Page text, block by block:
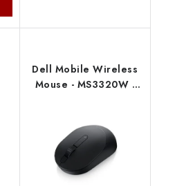
Dell Mobile Wireless
Mouse - MS3320W -